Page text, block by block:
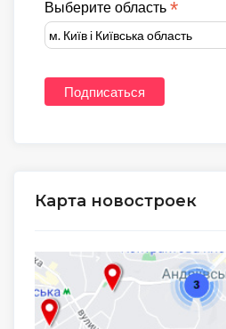
Выберите область *
Карта новостроек